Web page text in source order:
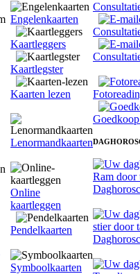
Engelenkaarten
Kaartleggers
Kaartlegster
Kaarten lezen
Lenormandkaarten
Online
kaartleggen
Pendelkaarten
Symboolkaarten